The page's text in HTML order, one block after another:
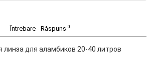
Întrebare - Răspuns 0
линза для аламбиков 20-40 литров